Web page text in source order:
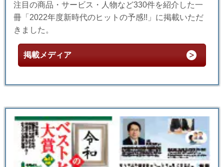
注目の商品・サービス・人物など330件を紹介した一
冊「2022年度新時代のヒットの予感!!」に掲載いただ
きました。
掲載メディア